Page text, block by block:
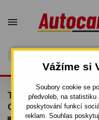
Vážíme si
Soubory cookie se
předvoleb, na statistiku
poskytování funkcí
reklam. Souhlas

TAŽNÉ ZAŘÍZENÍ
ODNÍMATELNÝ